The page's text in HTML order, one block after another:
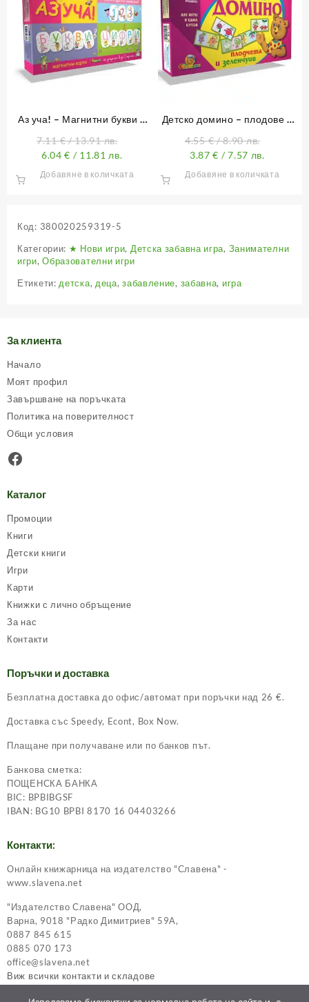
Аз уча! – Магнитни букви и
7.11€/ 13.91 лв.
6.04€ / 11.81 лв.
Добавяне в количката
Детско домино – плодове и
4.55€/ 8.90 лв.
3.87€ / 7.57 лв.
Добавяне в количката
Код: 380020259319-5
Категории: ★ Нови игри, Детска забавна игра, Занимателни
игри,Образователни игри
Етикети:детска, деца,забавление, забавна, игра
За клиента
Начало
Моят профил
Завършване на поръчката
Политика на поверителност
Общи условия
Facebook
Каталог
Промоции
Книги
Детски книги
Игри
Карти
Книжки с лично обръщение
За нас
Контакти
Поръчки и доставка
Безплатна доставка до офис/автомат при поръчки над 26 €.
Доставка със Speedy, Econt, Box Now.
Плащане при получаване или по банков път.
Банкова сметка:
ПОЩЕНСКА БАНКА
BIC: BPBIBGSF
IBAN: BG10 BPBI 8170 16 04403266
Контакти:
Онлайн книжарница на издателство "Славена" -
www.slavena.net
"Издателство Славена" ООД,
Варна, 9018 "Радко Димитриев" 59А,
0887 845 615
0885 070 173
office@slavena.net
Виж всички контакти и складове